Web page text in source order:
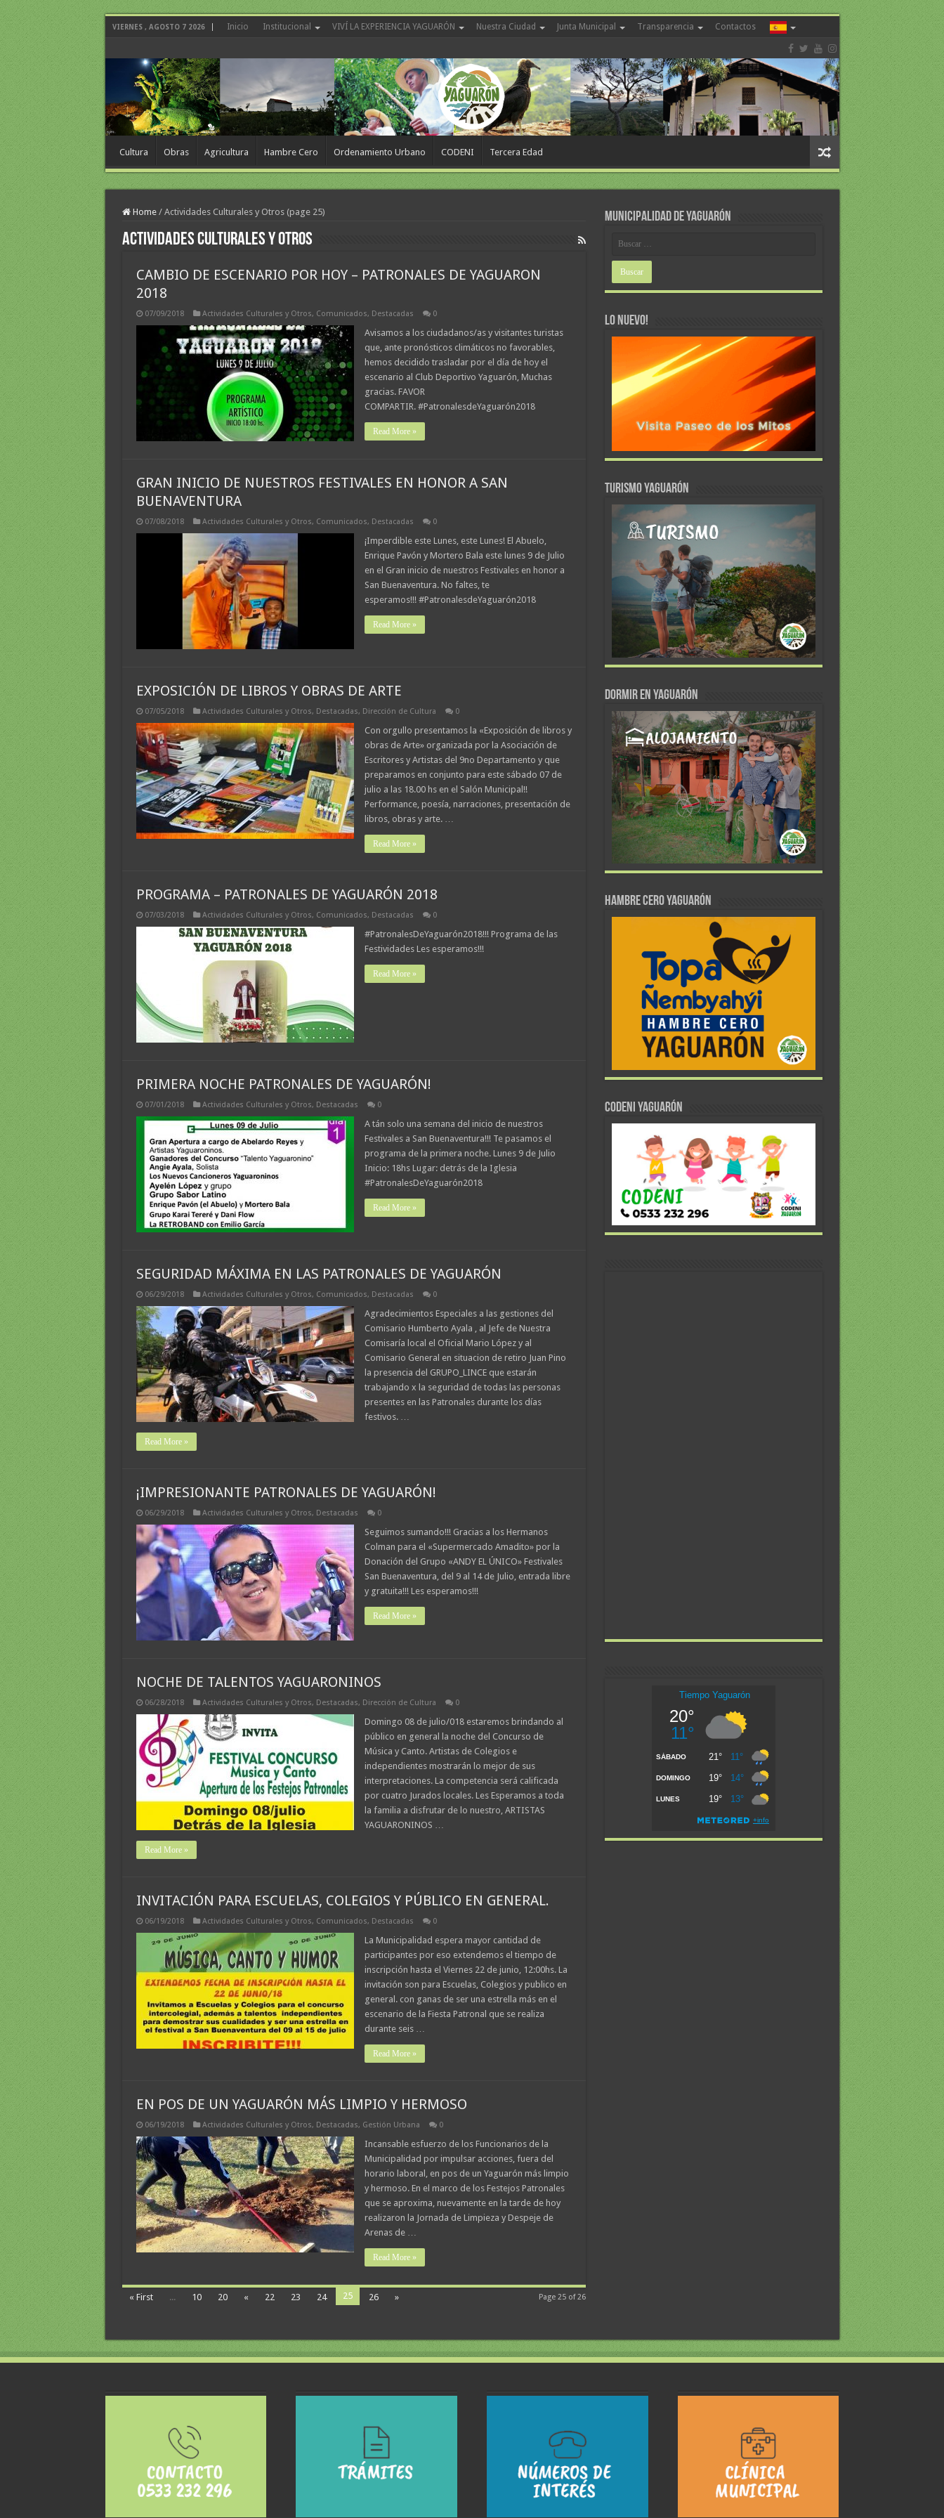
VIERNES , AGOSTO 7 2026 Inicio Institucional VIVÍ LA EXPERIENCIA YAGUARÓN Nuestra Ciudad Junta Municipal Transparencia Contactos
Cultura Obras Agricultura Hambre Cero Ordenamiento Urbano CODENI Tercera Edad
Home / Actividades Culturales y Otros (page 25)
Actividades Culturales y Otros
CAMBIO DE ESCENARIO POR HOY – PATRONALES DE YAGUARON
2018
07/09/2018 Actividades Culturales y Otros, Comunicados, Destacadas 0
Avisamos a los ciudadanos/as y visitantes turistas
que, ante pronósticos climáticos no favorables,
hemos decidido trasladar por el día de hoy el
escenario al Club Deportivo Yaguarón, Muchas
gracias. FAVOR
COMPARTIR. #PatronalesdeYaguarón2018
Read More »
GRAN INICIO DE NUESTROS FESTIVALES EN HONOR A SAN
BUENAVENTURA
07/08/2018 Actividades Culturales y Otros, Comunicados, Destacadas 0
¡Imperdible este Lunes, este Lunes! El Abuelo,
Enrique Pavón y Mortero Bala este lunes 9 de Julio
en el Gran inicio de nuestros Festivales en honor a
San Buenaventura. No faltes, te
esperamos!!! #PatronalesdeYaguarón2018
Read More »
EXPOSICIÓN DE LIBROS Y OBRAS DE ARTE
07/05/2018 Actividades Culturales y Otros, Destacadas, Dirección de Cultura 0
Con orgullo presentamos la «Exposición de libros y
obras de Arte» organizada por la Asociación de
Escritores y Artistas del 9no Departamento y que
preparamos en conjunto para este sábado 07 de
julio a las 18.00 hs en el Salón Municipal!!
Performance, poesía, narraciones, presentación de
libros, obras y arte. …
Read More »
PROGRAMA – PATRONALES DE YAGUARÓN 2018
07/03/2018 Actividades Culturales y Otros, Comunicados, Destacadas 0
#PatronalesDeYaguarón2018!!! Programa de las
Festividades Les esperamos!!!
Read More »
PRIMERA NOCHE PATRONALES DE YAGUARÓN!
07/01/2018 Actividades Culturales y Otros, Destacadas 0
A tán solo una semana del inicio de nuestros
Festivales a San Buenaventura!!! Te pasamos el
programa de la primera noche. Lunes 9 de Julio
Inicio: 18hs Lugar: detrás de la Iglesia
#PatronalesDeYaguarón2018
Read More »
SEGURIDAD MÁXIMA EN LAS PATRONALES DE YAGUARÓN
06/29/2018 Actividades Culturales y Otros, Comunicados, Destacadas 0
Agradecimientos Especiales a las gestiones del
Comisario Humberto Ayala , al Jefe de Nuestra
Comisaría local el Oficial Mario López y al
Comisario General en situacion de retiro Juan Pino
la presencia del GRUPO_LINCE que estarán
trabajando x la seguridad de todas las personas
presentes en las Patronales durante los días
festivos. …
Read More »
¡IMPRESIONANTE PATRONALES DE YAGUARÓN!
06/29/2018 Actividades Culturales y Otros, Destacadas 0
Seguimos sumando!!! Gracias a los Hermanos
Colman para el «Supermercado Amadito» por la
Donación del Grupo «ANDY EL ÚNICO» Festivales
San Buenaventura, del 9 al 14 de Julio, entrada libre
y gratuita!!! Les esperamos!!!
Read More »
NOCHE DE TALENTOS YAGUARONINOS
06/28/2018 Actividades Culturales y Otros, Destacadas, Dirección de Cultura 0
Domingo 08 de julio/018 estaremos brindando al
público en general la noche del Concurso de
Música y Canto. Artistas de Colegios e
independientes mostrarán lo mejor de sus
interpretaciones. La competencia será calificada
por cuatro Jurados locales. Les Esperamos a toda
la familia a disfrutar de lo nuestro, ARTISTAS
YAGUARONINOS …
Read More »
INVITACIÓN PARA ESCUELAS, COLEGIOS Y PÚBLICO EN GENERAL.
06/19/2018 Actividades Culturales y Otros, Comunicados, Destacadas 0
La Municipalidad espera mayor cantidad de
participantes por eso extendemos el tiempo de
inscripción hasta el Viernes 22 de junio, 12:00hs. La
invitación son para Escuelas, Colegios y publico en
general. con ganas de ser una estrella más en el
escenario de la Fiesta Patronal que se realiza
durante seis …
Read More »
EN POS DE UN YAGUARÓN MÁS LIMPIO Y HERMOSO
06/19/2018 Actividades Culturales y Otros, Destacadas, Gestión Urbana 0
Incansable esfuerzo de los Funcionarios de la
Municipalidad por impulsar acciones, fuera del
horario laboral, en pos de un Yaguarón más limpio
y hermoso. En el marco de los Festejos Patronales
que se aproxima, nuevamente en la tarde de hoy
realizaron la Jornada de Limpieza y Despeje de
Arenas de …
Read More »
Page 25 of 26
« First ... 10 20 « 22 23 24 25 26 »
MUNICIPALIDAD DE YAGUARÓN
LO NUEVO!
TURISMO YAGUARÓN
DORMIR EN YAGUARÓN
Hambre Cero Yaguarón
CODENI YAGUARÓN